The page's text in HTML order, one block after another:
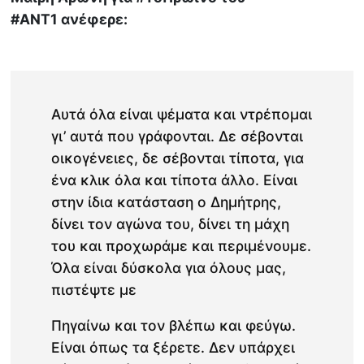
#ΑΝΤ1 ανέφερε:
Αυτά όλα είναι ψέματα και ντρέπομαι
γι’ αυτά που γράφονται. Δε σέβονται
οικογένειες, δε σέβονται τίποτα, για
ένα κλικ όλα και τίποτα άλλο. Είναι
στην ίδια κατάσταση ο Δημήτρης,
δίνει τον αγώνα του, δίνει τη μάχη
του και προχωράμε και περιμένουμε.
Όλα είναι δύσκολα για όλους μας,
πιστέψτε με
Πηγαίνω και τον βλέπω και φεύγω.
Είναι όπως τα ξέρετε. Δεν υπάρχει